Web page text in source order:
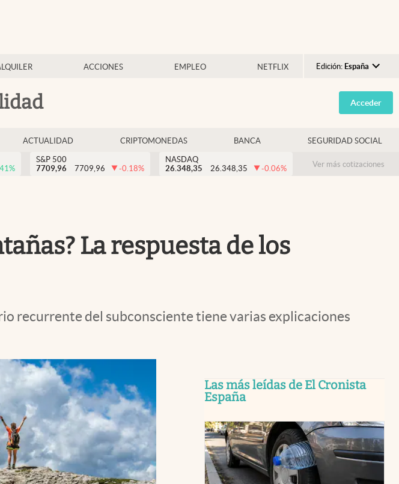
ACCIONES EMPLEO NETFLIX Edición: España
Argentina
España
USA
Colombia
Acceder
ACTUALIDAD CRIPTOMONEDAS BANCA SEGURIDAD SOCIAL
%
S&P 500
7709,96
7709,96 -0.18%
NASDAQ
26.348,35
26.348,35 -0.06% Ver más cotizaciones
La respuesta de los
recurrente del subconsciente tiene varias explicaciones
Las más leídas de El Cronista
España